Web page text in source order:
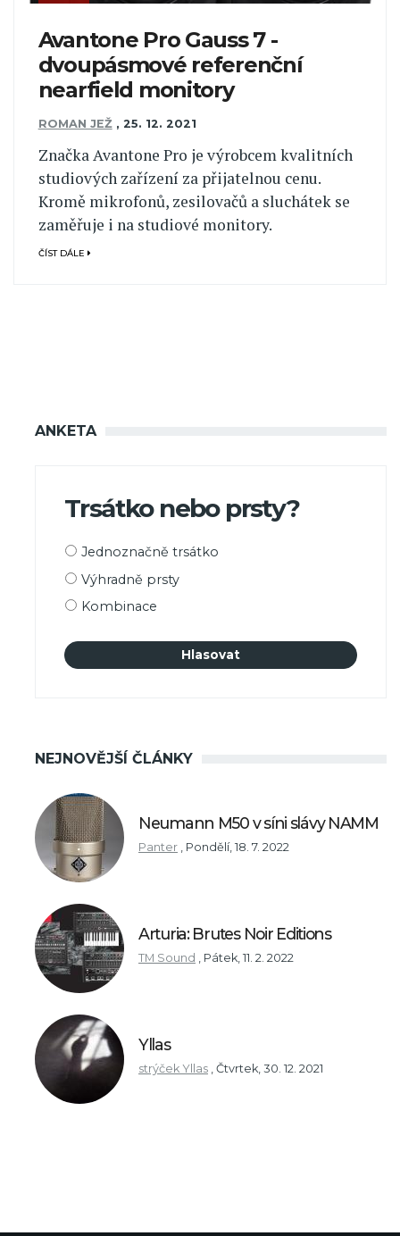
Avantone Pro Gauss 7 -
dvoupásmové referenční
nearfield monitory
ROMAN JEŽ , 25. 12. 2021
Značka Avantone Pro je výrobcem kvalitních
studiových zařízení za přijatelnou cenu.
Kromě mikrofonů, zesilovačů a sluchátek se
zaměřuje i na studiové monitory.
ČÍST DÁLE
ANKETA
Trsátko nebo prsty?
Možnosti
Jednoznačně trsátko
Výhradně prsty
Kombinace
NEJNOVĚJŠÍ ČLÁNKY
Neumann M50 v síni slávy NAMM
Panter , Pondělí, 18. 7. 2022
Arturia: Brutes Noir Editions
TM Sound , Pátek, 11. 2. 2022
Yllas
strýček Yllas , Čtvrtek, 30. 12. 2021